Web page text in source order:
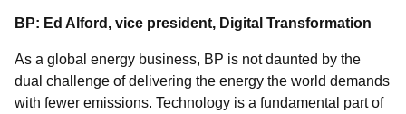
BP: Ed Alford, vice president, Digital Transformation
As a global energy business, BP is not daunted by the
dual challenge of delivering the energy the world demands
with fewer emissions. Technology is a fundamental part of